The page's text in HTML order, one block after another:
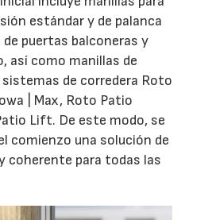
estándar y de palanca
puertas balconeras y
así como manillas de
sistemas de corredera Roto
| Max, Roto Patio
Lift. De este modo, se
comienzo una solución de
coherente para todas las